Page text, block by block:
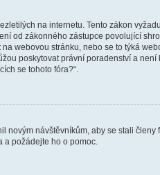
na internetu. Tento zákon
od zákonného zástupce povolující
webovou stránku, nebo se to týká
poskytovat právní poradenství a
se tohoto fóra?“.
novým návštěvníkům, aby se stali
a požádejte ho o pomoc.